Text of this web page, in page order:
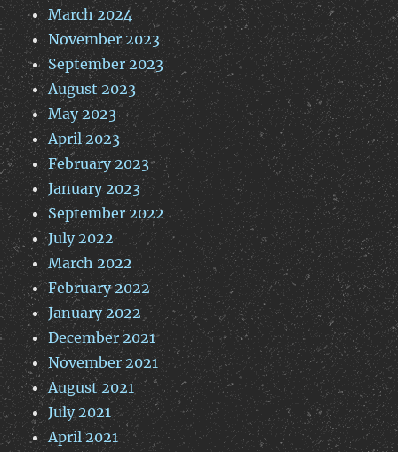
March 2024
November 2023
September 2023
August 2023
May 2023
April 2023
February 2023
January 2023
September 2022
July 2022
March 2022
February 2022
January 2022
December 2021
November 2021
August 2021
July 2021
April 2021